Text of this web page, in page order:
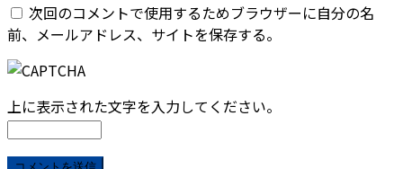
次回のコメントで使用するためブラウザーに自分の名
前、メールアドレス、サイトを保存する。
上に表示された文字を入力してください。